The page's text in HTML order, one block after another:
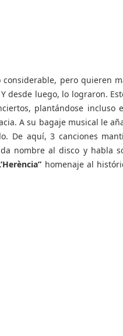
pero quieren
desde luego, lo lograron.
plantándose incluso
A su bagaje musical le
De aquí, 3 canciones
nombre al disco y habla
homenaje al